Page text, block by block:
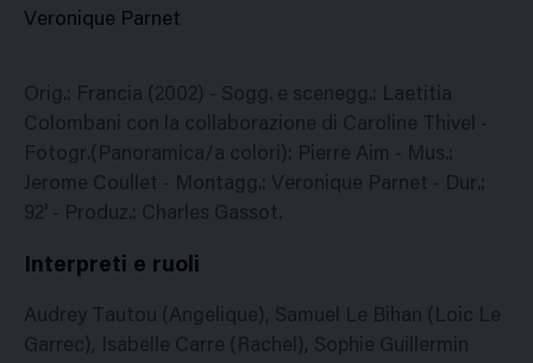
Veronique Parnet
Orig.: Francia (2002) - Sogg. e scenegg.: Laetitia
Colombani con la collaborazione di Caroline Thivel -
Fotogr.(Panoramica/a colori): Pierre Aim - Mus.:
Jerome Coullet - Montagg.: Veronique Parnet - Dur.:
92' - Produz.: Charles Gassot.
Interpreti e ruoli
Audrey Tautou (Angelique), Samuel Le Bihan (Loic Le
Garrec), Isabelle Carre (Rachel), Sophie Guillermin